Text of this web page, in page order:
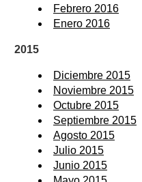
Febrero 2016
Enero 2016
2015
Diciembre 2015
Noviembre 2015
Octubre 2015
Septiembre 2015
Agosto 2015
Julio 2015
Junio 2015